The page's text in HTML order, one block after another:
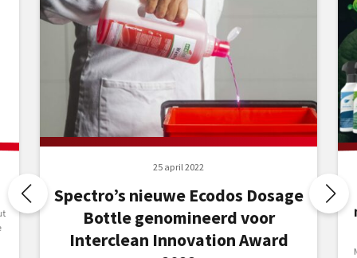
25 april 2022
Spectro’s nieuwe Ecodos Dosage
Bottle genomineerd voor
Interclean Innovation Award